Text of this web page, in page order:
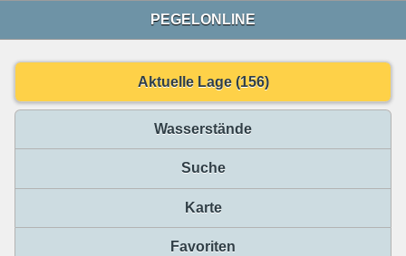
PEGELONLINE
Aktuelle Lage (156)
Wasserstände
Suche
Karte
Favoriten